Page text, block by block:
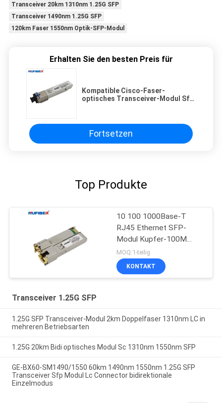
Transceiver 20km 1310nm 1.25G SFP
Transceiver 1490nm 1.25G SFP
120km Faser 1550nm Optik-SFP-Modul
Erhalten Sie den besten Preis für
Kompatible Cisco-Faser-
optisches Transceiver-Modul Sfp
Fortsetzen
Top Produkte
10 100 1000Base-T
RJ45 Ethernet SFP-
Modul Kupfer-100M
DDM
MOQ:1-teilig
KONTAKT
Transceiver 1.25G SFP
1.25G SFP Transceiver-Modul 2km Doppelfaser 1310nm LC in
mehreren Betriebsarten
1.25G 20km Bidi optisches Modul Sc 1310nm 1550nm SFP
GE-BX60-SM1490/1550 60km 1490nm 1550nm 1.25G SFP
Transceiver Sfp Modul Lc Connector bidirektionale
Einzelmodus